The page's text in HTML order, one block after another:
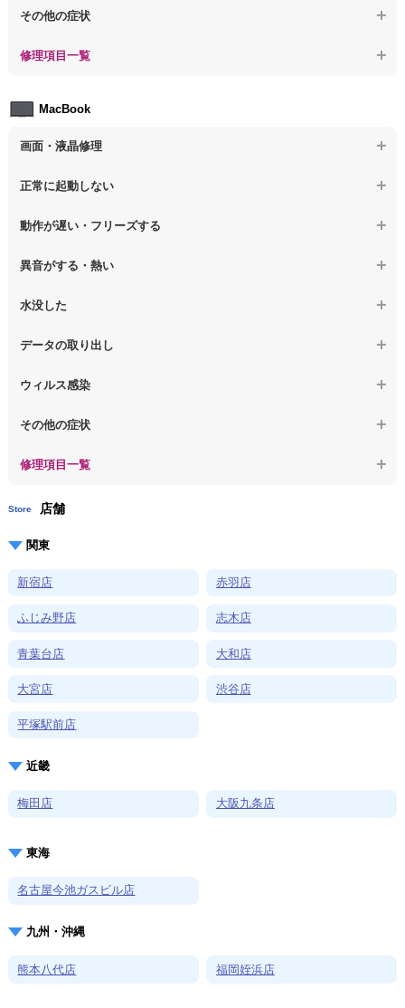
【ノートパソコン】特定のプログラムを削除したい
【ノートパソコン】ウィルス感染のその他の問題
その他の症状
【ノートパソコン】事例紹介
修理項目一覧
【ノートパソコン】電源故障
【ノートパソコン】液晶ディスプレイ交換
【ノートパソコン】マザーボード修理
MacBook
画面・液晶修理
【macbook】画面の割れ・破損
正常に起動しない
【macbook】電源ボタンを押しても反応が無い
動作が遅い・フリーズする
異音がする・熱い
【macbook】パソコンから異音がする
水没した
【macbook】水没してパソコンが動かない
データの取り出し
【macbook】起動しないパソコンのデータを復旧
ウィルス感染
【macbook】特定のプログラムを削除したい
その他の症状
修理項目一覧
Store 店舗
関東
新宿店 赤羽店
ふじみ野店 志木店
青葉台店 大和店
大宮店 渋谷店
平塚駅前店
近畿
梅田店 大阪九条店
東海
名古屋今池ガスビル店
九州・沖縄
熊本八代店 福岡姪浜店